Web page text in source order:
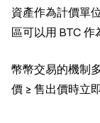
資產作為計價單
區可以用 BTC 作
幣幣交易的機制
價 ≥ 售出價時立